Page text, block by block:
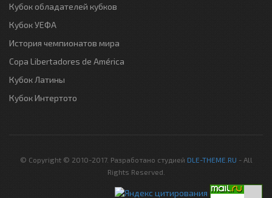
Кубок обладателей кубков
Кубок УЕФА
История чемпионатов мира
Copa Libertadores de América
Кубок Латины
Кубок Интертото
© Copyright © 2010-2017. Разработано студией DLE-THEME.RU - All
Rights Reserved.